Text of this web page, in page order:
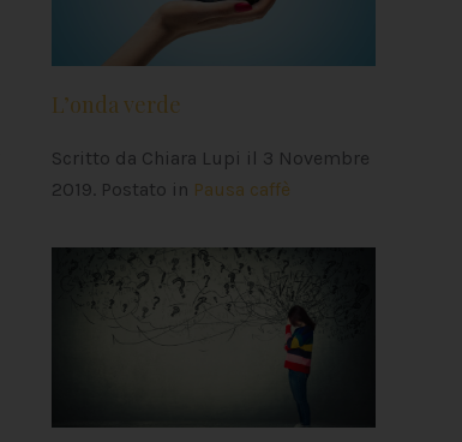
L’onda verde
Scritto da Chiara Lupi il 3 Novembre
2019. Postato in Pausa caffè